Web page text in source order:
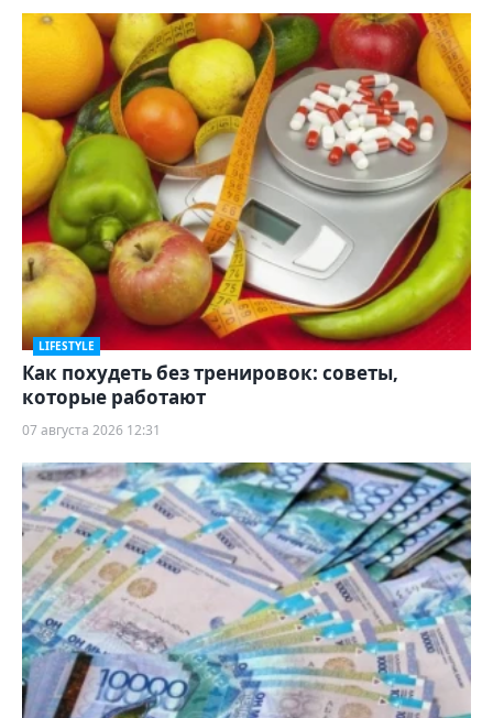
LIFESTYLE
Как похудеть без тренировок: советы,
которые работают
07 августа 2026 12:31